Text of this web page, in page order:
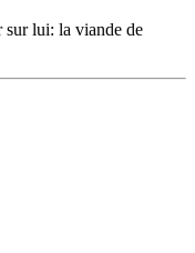
sur lui: la viande de